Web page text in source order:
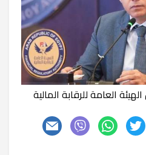
العامة للرقابة المالية